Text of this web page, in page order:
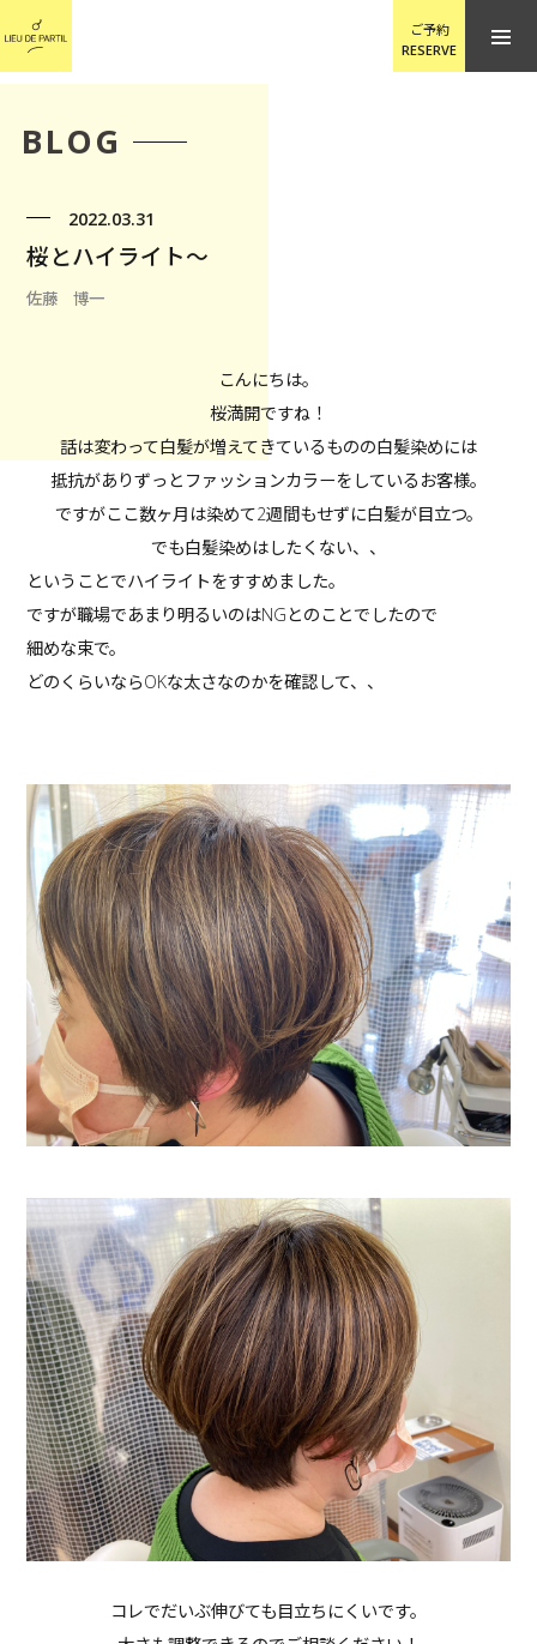
ご予約
RESERVE
BLOG
2022.03.31
桜とハイライト〜
佐藤 博一
こんにちは。
桜満開ですね！
話は変わって白髪が増えてきているものの白髪染めには
抵抗がありずっとファッションカラーをしているお客様。
ですがここ数ヶ月は染めて2週間もせずに白髪が目立つ。
でも白髪染めはしたくない、、
ということでハイライトをすすめました。
ですが職場であまり明るいのはNGとのことでしたので
細めな束で。
どのくらいならOKな太さなのかを確認して、、
コレでだいぶ伸びても目立ちにくいです。